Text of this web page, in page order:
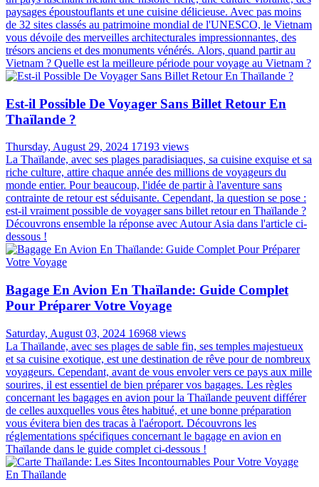
paysages époustouflants et une cuisine délicieuse. Avec pas moins
de 32 sites classés au patrimoine mondial de l'UNESCO, le Vietnam
vous dévoile des merveilles architecturales impressionnantes, des
trésors anciens et des monuments vénérés. Alors, quand partir au
Vietnam ? Quelle est la meilleure période pour voyage au Vietnam ?
Est-il Possible De Voyager Sans Billet Retour En
Thaïlande ?
Thursday, August 29, 2024 17193 views
La Thaïlande, avec ses plages paradisiaques, sa cuisine exquise et sa
riche culture, attire chaque année des millions de voyageurs du
monde entier. Pour beaucoup, l'idée de partir à l'aventure sans
contrainte de retour est séduisante. Cependant, la question se pose :
est-il vraiment possible de voyager sans billet retour en Thaïlande ?
Découvrons ensemble la réponse avec Autour Asia dans l'article ci-
dessous !
Bagage En Avion En Thaïlande: Guide Complet
Pour Préparer Votre Voyage
Saturday, August 03, 2024 16968 views
La Thaïlande, avec ses plages de sable fin, ses temples majestueux
et sa cuisine exotique, est une destination de rêve pour de nombreux
voyageurs. Cependant, avant de vous envoler vers ce pays aux mille
sourires, il est essentiel de bien préparer vos bagages. Les règles
concernant les bagages en avion pour la Thaïlande peuvent différer
de celles auxquelles vous êtes habitué, et une bonne préparation
vous évitera bien des tracas à l'aéroport. Découvrons les
réglementations spécifiques concernant le bagage en avion en
Thaïlande dans le guide complet ci-dessous !